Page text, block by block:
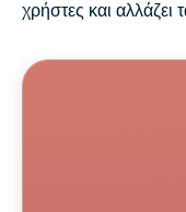
χρήστες και αλλάζει